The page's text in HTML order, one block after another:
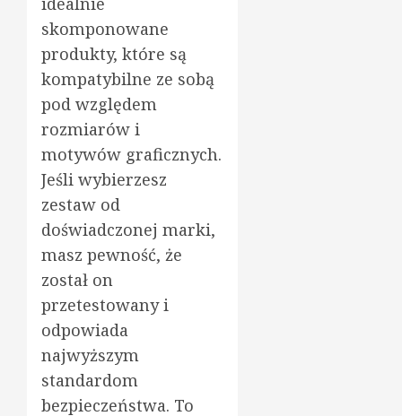
skomponowane
produkty, które są
kompatybilne ze sobą
pod względem
rozmiarów i
motywów graficznych.
Jeśli wybierzesz
zestaw od
doświadczonej marki,
masz pewność, że
został on
przetestowany i
odpowiada
najwyższym
standardom
bezpieczeństwa. To